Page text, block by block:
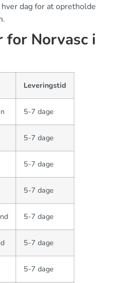
dag for at opretholde
for Norvasc i
Leveringstid
5-7 dage
5-7 dage
5-7 dage
5-7 dage
5-7 dage
5-7 dage
5-7 dage